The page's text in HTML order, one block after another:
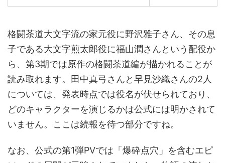
格闘茶道大文字流の家元役に野沢雅子さん、その息
子である大文字煎太郎役に福山潤さんという配役か
ら、第3期では原作の格闘茶道編が描かれることが
読み取れます。田中真弓さんと早見沙織さんの2人
については、発表時点では役名が伏せられており、
どのキャラクターを演じるかは公式には明かされて
いません。ここは続報を待つ部分ですね。
なお、公式の第1弾PVでは「爆砕点穴」を含むエピ